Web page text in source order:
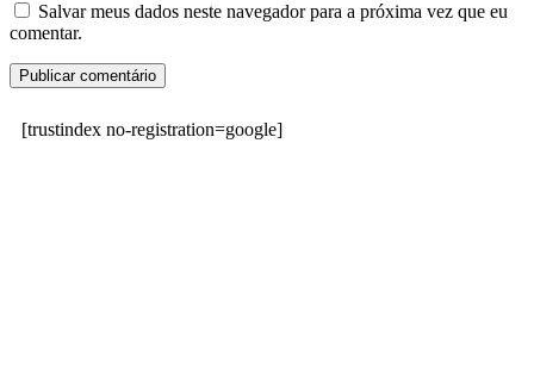
Salvar meus dados neste navegador para a próxima vez que eu
comentar.
[trustindex no-registration=google]